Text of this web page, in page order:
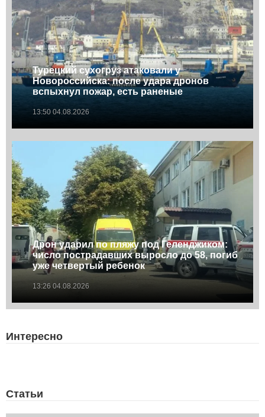
Турецкий сухогруз атаковали у
Новороссийска: после удара дронов
вспыхнул пожар, есть раненые
13:50 04.08.2026
Дрон ударил по пляжу под Геленджиком:
число пострадавших выросло до 58, погиб
уже четвертый ребенок
13:26 04.08.2026
Интересно
Статьи